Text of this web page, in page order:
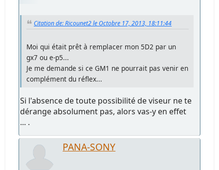
Citation de: Ricounet2 le Octobre 17, 2013, 18:11:44
Moi qui était prêt à remplacer mon 5D2 par un
gx7 ou e-p5...
Je me demande si ce GM1 ne pourrait pas venir en
complément du réflex...
Si l'absence de toute possibilité de viseur ne te
dérange absolument pas, alors vas-y en effet
... .
PANA-SONY